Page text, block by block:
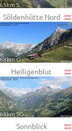
65km S
Söldenhütte Nord
68km O
Heiligenblut
69km SO
Sonnblick